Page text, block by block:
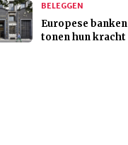
BELEGGEN
Europese banken
tonen hun kracht